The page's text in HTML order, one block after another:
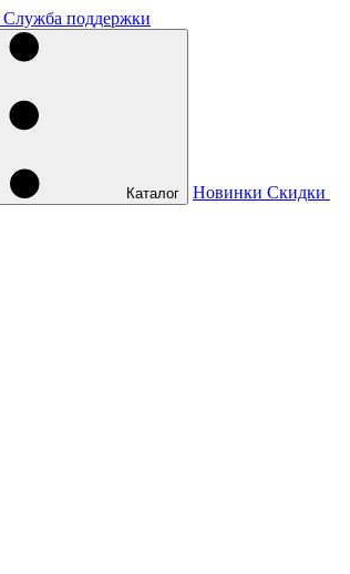
Служба поддержки
Каталог Новинки Скидки